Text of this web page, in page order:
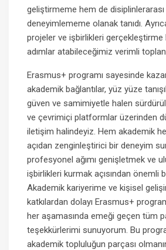
Kapat
geliştirmeme hem de disiplinlerarası
deneyimlememe olanak tanıdı.
projeler ve işbirlikleri
adımlar atabileceğimiz verimli
Erasmus+ programı sayesinde
akademik bağlantılar, yüz yüze
güven ve samimiyetle halen
ve çevrimiçi platformlar üzerinden
iletişim halindeyiz. Hem akademik
açıdan zenginleştirici bir deneyim
profesyonel ağımı genişletmek ve
işbirlikleri kurmak açısından önemli
Akademik kariyerime ve kişisel
katkılardan dolayı Erasmus+
her aşamasında emeği geçen tüm
teşekkürlerimi sunuyorum. Bu
akademik topluluğun parçası